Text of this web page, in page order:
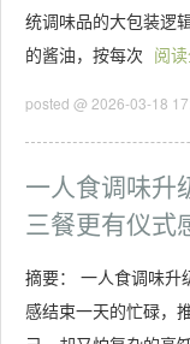
统调味品的大包装逻
的酱油，按每次 阅
posted @ 2026-03-18
一人食调味升
三餐更有仪式
摘要： 一人食调味升
感结束一天的忙碌，